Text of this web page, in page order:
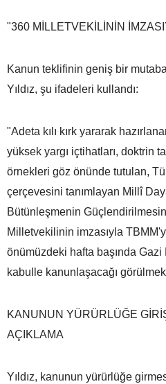
"360 MİLLETVEKİLİNİN
Kanun teklifinin geniş bir
Yıldız, şu ifadeleri kullandı:
"Adeta kılı kırk yararak
yüksek yargı içtihatları, doktrin
örnekleri göz önünde tutulan,
çerçevesini tanımlayan Millî
Bütünleşmenin
Milletvekilinin imzasıyla
önümüzdeki hafta başında
kabulle kanunlaşacağı
KANUNUN YÜRÜRLÜĞE
AÇIKLAMA
Yıldız, kanunun yürürlüğe